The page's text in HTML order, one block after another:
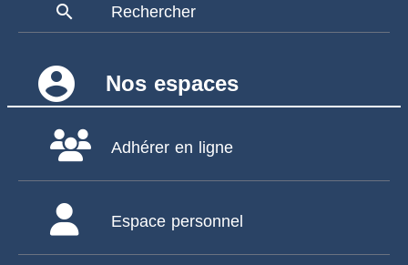
search Rechercher
account_circle Nos espaces
Adhérer en ligne
Espace personnel